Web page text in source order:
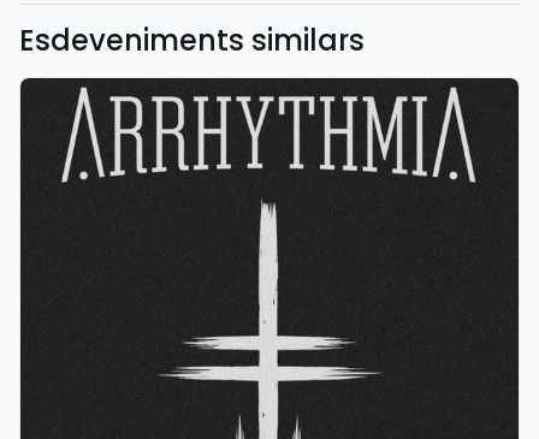
Esdeveniments similars